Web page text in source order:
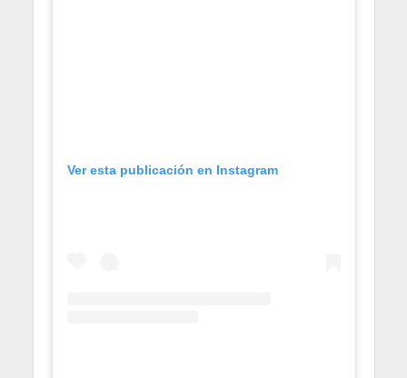
Ver esta publicación en Instagram